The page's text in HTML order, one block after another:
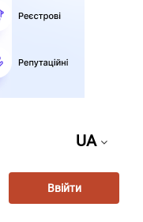
UA
Ввійти